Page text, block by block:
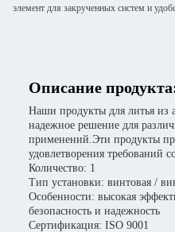
элемент для закрученных систем и
Описание
Наши продукты для литья из
надежное решение для
применений.Эти продукты
удовлетворения требований
Количество: 1
Тип установки: винтовая /
Особенности: высокая
безопасность и надежность
Сертификация: ISO 9001